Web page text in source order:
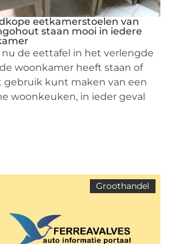
eetkamerstoelen van
staan mooi in iedere
nu de eettafel in het verlengde
woonkamer heeft staan of
gebruik kunt maken van een
woonkeuken, in ieder geval
Groothandel